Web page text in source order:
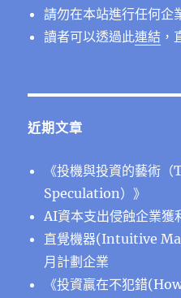
請勿在本站進行任何企
讀者可以透過此連結 ，
近期文章
《投機與投資的藝術
Speculation）》
AI資本支出侵蝕企業獲
直覺機器(Intuitive
月計劃企業
《投資贏在不犯錯